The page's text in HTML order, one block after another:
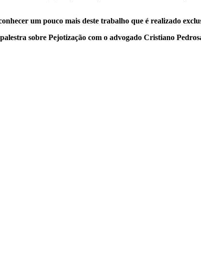
um pouco mais deste trabalho que é realizado
sobre Pejotização com o advogado Cristiano